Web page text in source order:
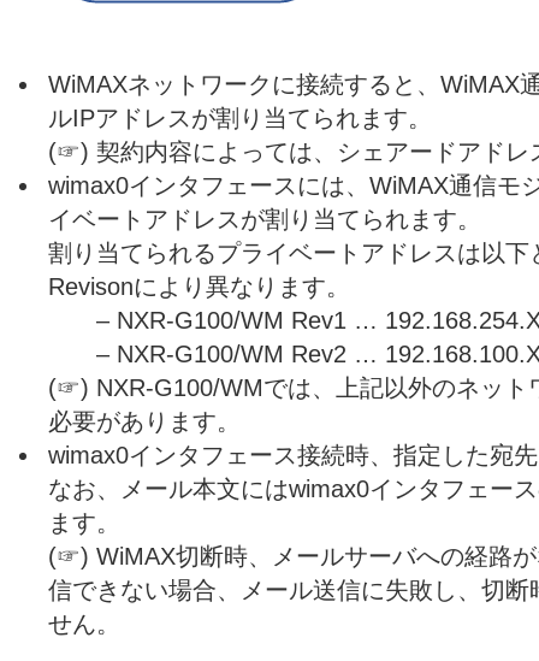
WiMAXネットワークに接続すると、WiMAX
ルIPアドレスが割り当てられます。
(☞) 契約内容によっては、シェアードアドレ
wimax0インタフェースには、WiMAX通信モ
イベートアドレスが割り当てられます。
割り当てられるプライベートアドレスは以
Revisonにより異なります。
– NXR-G100/WM Rev1 …
– NXR-G100/WM Rev2 …
(☞) NXR-G100/WMでは、上記以外のネット
必要があります。
wimax0インタフェース接続時、指定した宛
なお、メール本文にはwimax0インタフェー
ます。
(☞) WiMAX切断時、メールサーバへの経路
信できない場合、メール送信に失敗し、切
せん。